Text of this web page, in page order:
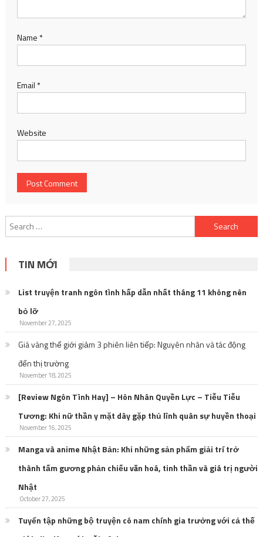
Name *
Email *
Website
Search
for:
TIN MỚI
List truyện tranh ngôn tình hấp dẫn nhất tháng 11 không nên
bỏ lỡ
November 27, 2025
Giá vàng thế giới giảm 3 phiên liên tiếp: Nguyên nhân và tác động
đến thị trường
November 18, 2025
[Review Ngôn Tình Hay] – Hôn Nhân Quyền Lực – Tiễu Tiễu
Tương: Khi nữ thần y mặt dày gặp thủ lĩnh quân sự huyền thoại
November 16, 2025
Manga và anime Nhật Bản: Khi những sản phẩm giải trí trở
thành tấm gương phản chiếu văn hoá, tinh thần và giá trị người
Nhật
October 27, 2025
Tuyển tập những bộ truyện có nam chính gia trưởng với cả thế